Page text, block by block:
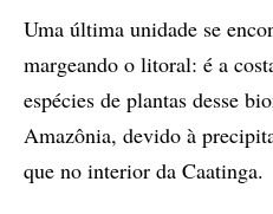
Uma última unidade se
margeando o litoral: é a
espécies de plantas desse
Amazônia, devido à
que no interior da Caatinga.